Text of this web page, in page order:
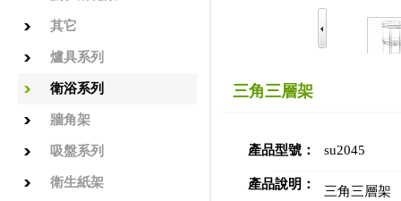
其它
爐具系列
衛浴系列
牆角架
吸盤系列
衛生紙架
三角三層架
產品型號： su2045
產品說明： 三角三層架